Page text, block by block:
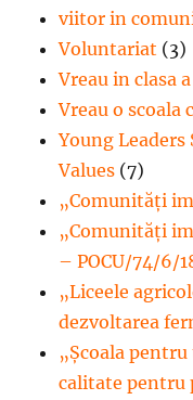
viitor in
Voluntariat (3)
Vreau in clasa
Vreau o scoala
Young Leaders
Values (7)
„Comunități
„Comunități
– POCU/74/6/
„Liceele
dezvoltarea
„Școala
calitate pentru